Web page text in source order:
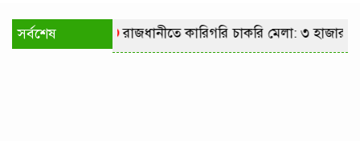
সর্বশেষ রাজধানীতে কারিগরি চাকরি মেলা: ৩ হাজার